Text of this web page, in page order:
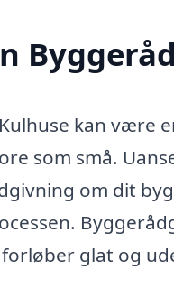
kan være
som små.
om dit
glat og